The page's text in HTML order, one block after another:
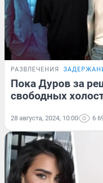
РАЗВЛЕЧЕНИЯ
Пока Дуров за
свободных
28 августа, 2024, 10:00 6